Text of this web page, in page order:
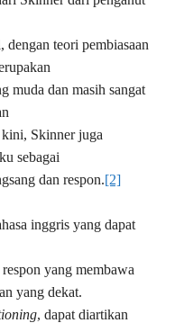
dengan teori pembiasaan
muda dan masih sangat
Skinner juga
sebagai
dan respon.[2]
inggris yang dapat
yang membawa
yang dekat.
, dapat diartikan